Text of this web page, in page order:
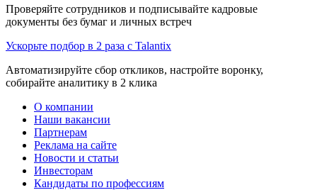
Проверяйте сотрудников и подписывайте кадровые
документы без бумаг и личных встреч
Ускорьте подбор в 2 раза с Talantix
Автоматизируйте сбор откликов, настройте воронку,
собирайте аналитику в 2 клика
О компании
Наши вакансии
Партнерам
Реклама на сайте
Новости и статьи
Инвесторам
Кандидаты по профессиям